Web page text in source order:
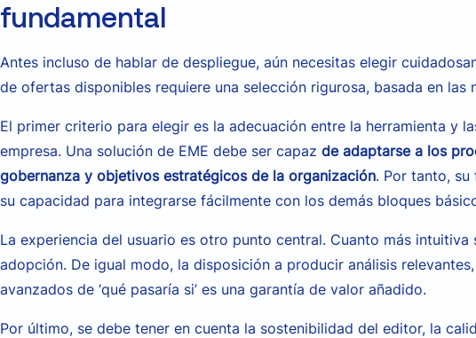
fundamental
Antes incluso de hablar de despliegue, aún necesitas elegir
de ofertas disponibles requiere una selección rigurosa, basada en las
El primer criterio para elegir es la adecuación entre la herramienta y
empresa. Una solución de EME debe ser capaz de adaptarse a los
gobernanza y objetivos estratégicos de la organización. Por tanto, su
su capacidad para integrarse fácilmente con los demás bloques
La experiencia del usuario es otro punto central. Cuanto más
adopción. De igual modo, la disposición a producir análisis
avanzados de ‘qué pasaría si’ es una garantía de valor añadido.
Por último, se debe tener en cuenta la sostenibilidad del editor, la